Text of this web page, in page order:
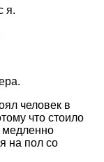
я.
человек в
что стоило
медленно
на пол со